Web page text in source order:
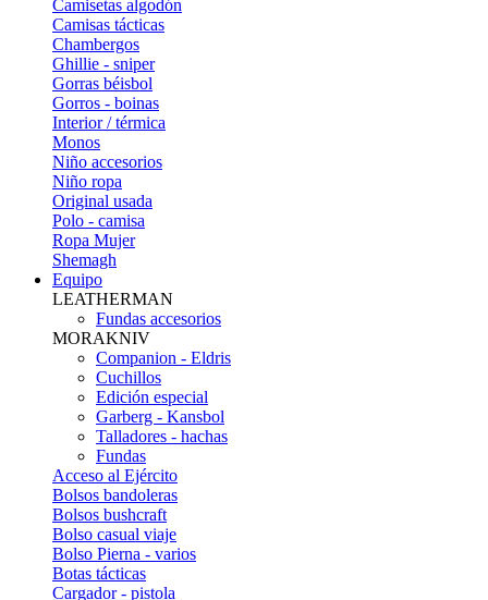
Camisetas algodón
Camisas tácticas
Chambergos
Ghillie - sniper
Gorras béisbol
Gorros - boinas
Interior / térmica
Monos
Niño accesorios
Niño ropa
Original usada
Polo - camisa
Ropa Mujer
Shemagh
Equipo
LEATHERMAN
Fundas accesorios
MORAKNIV
Companion - Eldris
Cuchillos
Edición especial
Garberg - Kansbol
Talladores - hachas
Fundas
Acceso al Ejército
Bolsos bandoleras
Bolsos bushcraft
Bolso casual viaje
Bolso Pierna - varios
Botas tácticas
Cargador - pistola